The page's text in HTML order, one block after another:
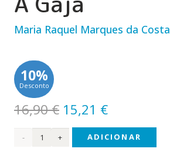
Maria Raquel Marques da Costa
10%
Desconto
16,90€ O
preço
original
15,21 €O
preço
atual
Quantidade
ADICIONAR